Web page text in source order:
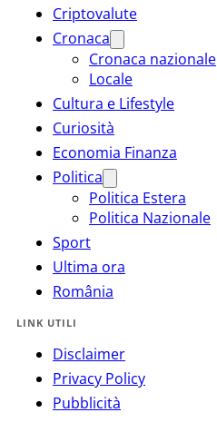
Criptovalute
Cronaca
Cronaca nazionale
Locale
Cultura e Lifestyle
Curiosità
Economia Finanza
Politica
Politica Estera
Politica Nazionale
Sport
Ultima ora
România
LINK UTILI
Disclaimer
Privacy Policy
Pubblicità